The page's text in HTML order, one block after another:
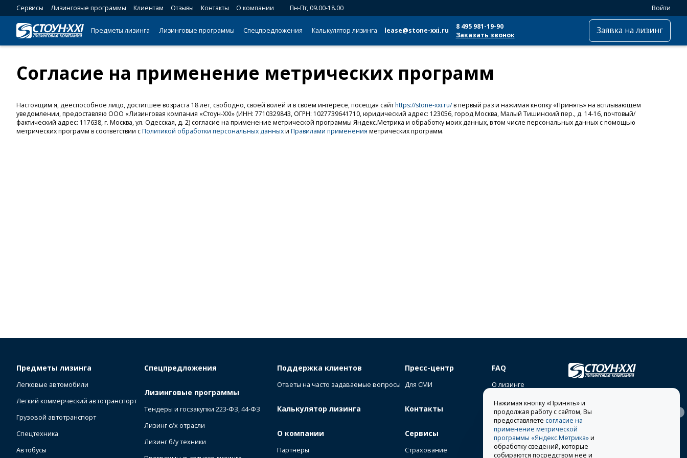
Сервисы Лизинговые программы Клиентам Отзывы Контакты О компании Пн-Пт, 09.00-18.00 Войти
Предметы лизинга Лизинговые программы Спецпредложения Калькулятор лизинга lease@stone-xxi.ru
8 495 981-19-90
Заказать звонок
Заявка на лизинг
Согласие на применение метрических программ
Настоящим я, дееспособное лицо, достигшее возраста 18 лет, свободно, своей волей и в своём интересе, посещая сайтhttps://stone-xxi.ru/в первый раз и нажимая кнопку «Принять» на всплывающем
уведомлении, предоставляю ООО «Лизинговая компания «Стоун-XXI» (ИНН: 7710329843, ОГРН: 1027739641710, юридический адрес: 123056, город Москва, Малый Тишинский пер., д. 14-16, почтовый/
фактический адрес: 117638, г. Москва, ул. Одесская, д. 2) согласие на применение метрической программы Яндекс.Метрика и обработку моих данных, в том числе персональных данных с помощью
метрических программ в соответствии сПолитикой обработки персональных данныхи Правилами применения метрических программ.
Предметы лизинга
Легковые автомобили
Легкий коммерческий автотранспорт
Грузовой автотранспорт
Спецтехника
Автобусы
Спецпредложения
Лизинговые программы
Тендеры и госзакупки 223-ФЗ, 44-ФЗ
Лизинг с/х отрасли
Лизинг б/у техники
Поддержка клиентов
Ответы на часто задаваемые вопросы
Калькулятор лизинга
О компании
Партнеры
Пресс-центр
Для СМИ
Контакты
Сервисы
Страхование
FAQ
О лизинге
Раскрытие
информации
394026, г.Воронеж,
Московский пр-т, д. 7е, оф.
Другие представительства
8 495 981-19-90
Нажимая кнопку «Принять» и
продолжая работу с сайтом, Вы
предоставляете согласие на
применение метрической
программы «Яндекс.Метрика»и
обработку сведений, которые
собираются посредством неё и